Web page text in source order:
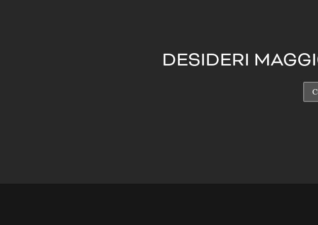
DESIDERI